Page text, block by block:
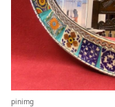
pinimg